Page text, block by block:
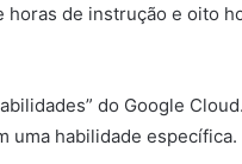
horas de instrução e oito
do Google Cloud.
uma habilidade específica.